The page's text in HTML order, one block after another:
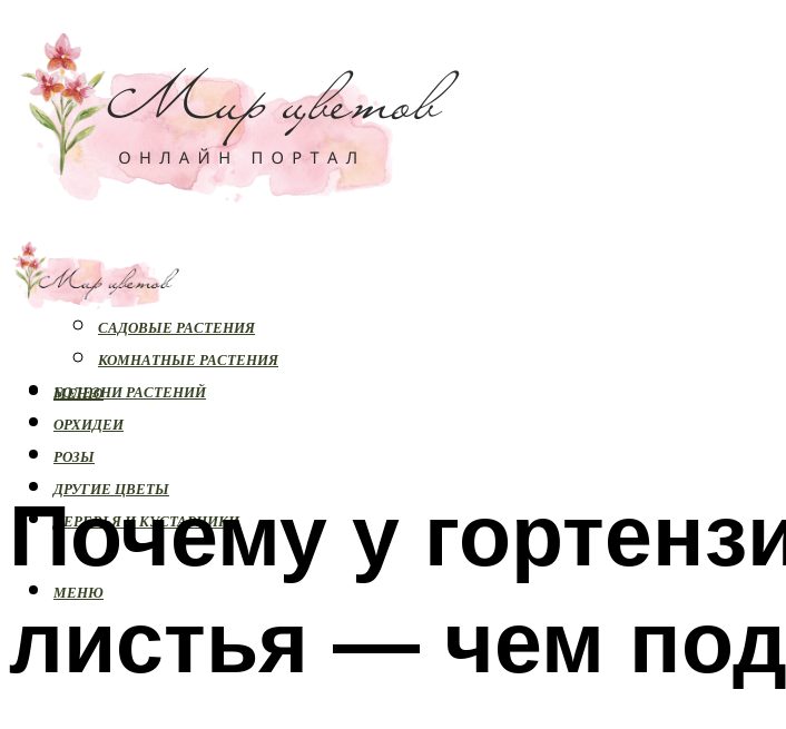
РАСТЕНИЯ
САДОВЫЕ РАСТЕНИЯ
КОМНАТНЫЕ РАСТЕНИЯ
БОЛЕЗНИ РАСТЕНИЙ
ОРХИДЕИ
РОЗЫ
ДРУГИЕ ЦВЕТЫ
ДЕРЕВЬЯ И КУСТАРНИКИ
МЕНЮ
МЕНЮ
Почему у
листья — чем